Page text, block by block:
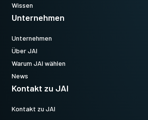
Wissen
Unternehmen
Unternehmen
Über JAI
Warum JAI wählen
News
Kontakt zu JAI
Kontakt zu JAI